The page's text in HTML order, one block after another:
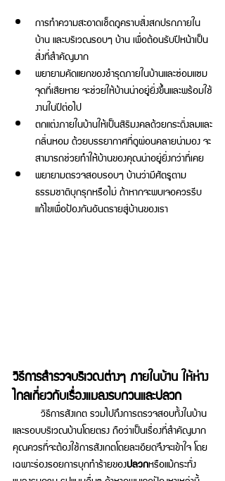
การทำความสะอาดเช็ดถูคราบสิ่งสกปรกภายใน
บ้าน และบริเวณรอบๆ บ้าน เพื่อต้อนรับปีหน้าเป็น
สิ่งที่สำคัญมาก
พยายามคัดแยกของชำรุดภายในบ้านและซ่อมแซม
จุดที่เสียหาย จะช่วยให้บ้านน่าอยู่ยิ่งขึ้นและพร้อมใช้
งานในปีต่อไป
ตกแต่งภายในบ้านให้เป็นสิริมงคลด้วยกระดิ่งลมและ
กลิ่นหอม ด้วยบรรยากาศที่ดูผ่อนคลายน่ามอง จะ
สามารถช่วยทำให้บ้านของคุณน่าอยู่ยิ่งกว่าที่เคย
พยายามตรวจสอบรอบๆ บ้านว่ามีศัตรูตาม
ธรรมชาติบุกรุกหรือไม่ ถ้าหากจะพบเจอควรรีบ
แก้ไขเพื่อป้องกันอันตรายสู่บ้านของเรา
วิธีการสำรวจบริเวณต่างๆ ภายในบ้าน ให้ห่าง
ไกลเกี่ยวกับเรื่องแมลงรบกวนและปลวก
และรอบบริเวณบ้านโดยตรง ถือว่าเป็นเรื่องที่สำคัญมาก
คุณควรที่จะต้องใช้การสังเกตโดยละเอียดจึงจะเข้าใจ โดย
เฉพาะร่องรอยการบุกทำร้ายของปลวกหรือแม้กระทั่ง